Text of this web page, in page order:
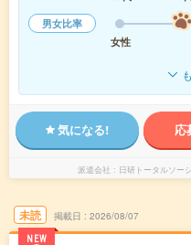
男女比率
女性
気になる! 応
派遣会社 日研トータルソー
未読
NEW
掲載日 2026/08/07